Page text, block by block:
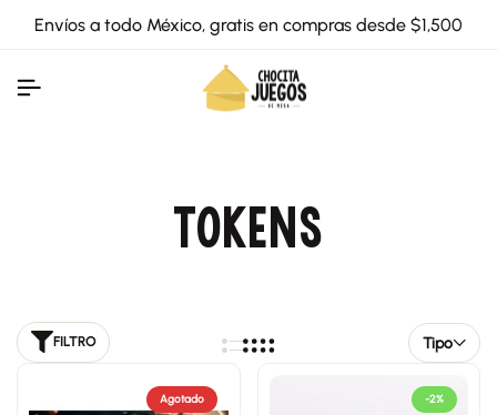
Envíos a todo México, gratis en compras desde $1,500
TOKENS
FILTRO Tipo
Agotado -2%